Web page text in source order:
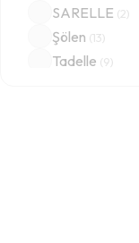
SARELLE (2)
Şölen (13)
Tadelle (9 )